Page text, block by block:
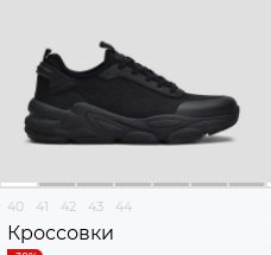
40 41 42 43 44
Кроссовки